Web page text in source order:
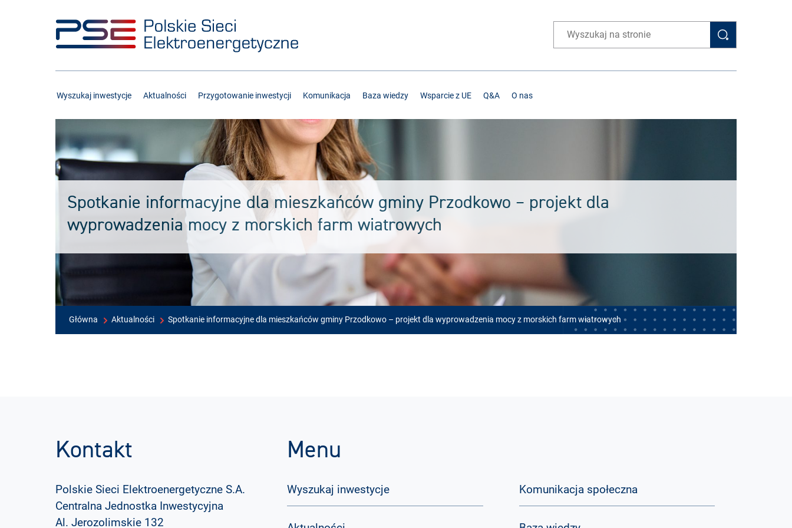
Wpisz wyszukiwaną frazę
Wyszukaj inwestycje Aktualności Przygotowanie inwestycji Komunikacja Baza wiedzy Wsparcie z UE Q&A O nas
Spotkanie informacyjne dla mieszkańców gminy Przodkowo – projekt dla
wyprowadzenia mocy z morskich farm wiatrowych
Główna Aktualności Spotkanie informacyjne dla mieszkańców gminy Przodkowo – projekt dla wyprowadzenia mocy z morskich farm wiatrowych
Kontakt
Polskie Sieci Elektroenergetyczne S.A.
Centralna Jednostka Inwestycyjna
Al. Jerozolimskie 132
Menu
Wyszukaj inwestycje Komunikacja społeczna